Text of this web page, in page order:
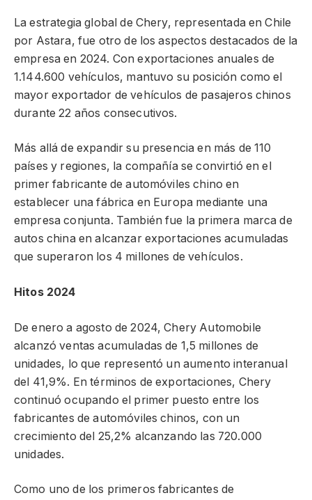
La estrategia global de Chery, representada en Chile
por Astara, fue otro de los aspectos destacados de la
empresa en 2024. Con exportaciones anuales de
1.144.600 vehículos, mantuvo su posición como el
mayor exportador de vehículos de pasajeros chinos
durante 22 años consecutivos.
Más allá de expandir su presencia en más de 110
países y regiones, la compañía se convirtió en el
primer fabricante de automóviles chino en
establecer una fábrica en Europa mediante una
empresa conjunta. También fue la primera marca de
autos china en alcanzar exportaciones acumuladas
que superaron los 4 millones de vehículos.
Hitos 2024
De enero a agosto de 2024, Chery Automobile
alcanzó ventas acumuladas de 1,5 millones de
unidades, lo que representó un aumento interanual
del 41,9%. En términos de exportaciones, Chery
continuó ocupando el primer puesto entre los
fabricantes de automóviles chinos, con un
crecimiento del 25,2% alcanzando las 720.000
unidades.
Como uno de los primeros fabricantes de